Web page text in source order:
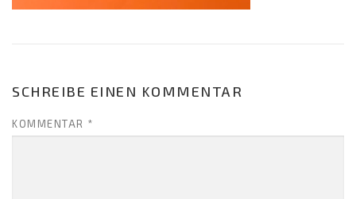
SCHREIBE EINEN KOMMENTAR
KOMMENTAR *